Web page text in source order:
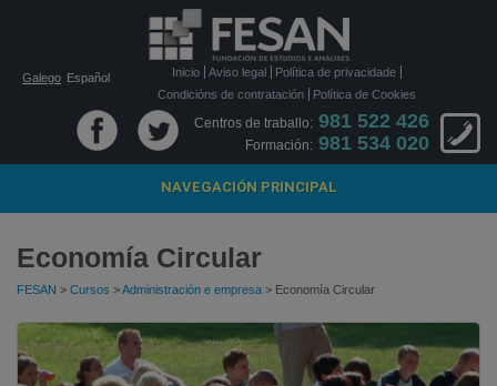
Galego Español Inicio Aviso legal
Política de privacidade
Condicións de contratación
Política de Cookies
Centros de traballo: 981 522 426
Formación: 981 534 020
NAVEGACIÓN PRINCIPAL
Economía Circular
FESAN > Cursos >Administración e empresa > Economía Circular